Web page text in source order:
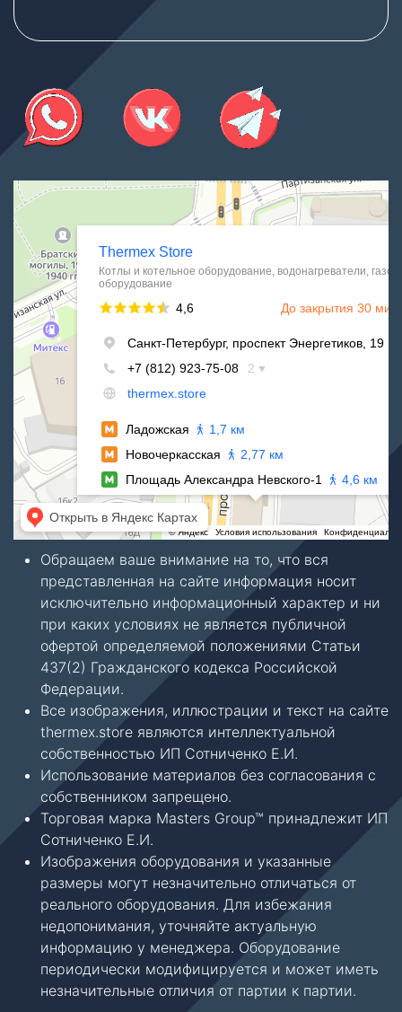
Thermex Store
Котлы и котельное оборудование в Санкт‑Петербурге
Водонагреватели в Санкт‑Петербурге
Обращаем ваше внимание на то, что вся
представленная на сайте информация носит
исключительно информационный характер и ни
при каких условиях не является публичной
офертой определяемой положениями Статьи
437(2) Гражданского кодекса Российской
Федерации.
Все изображения, иллюстрации и текст на сайте
thermex.store являются интеллектуальной
собственностью ИП Сотниченко Е.И.
Использование материалов без согласования с
собственником запрещено.
Торговая марка Masters Group™ принадлежит ИП
Сотниченко Е.И.
Изображения оборудования и указанные
размеры могут незначительно отличаться от
реального оборудования. Для избежания
недопонимания, уточняйте актуальную
информацию у менеджера. Оборудование
периодически модифицируется и может иметь
незначительные отличия от партии к партии.